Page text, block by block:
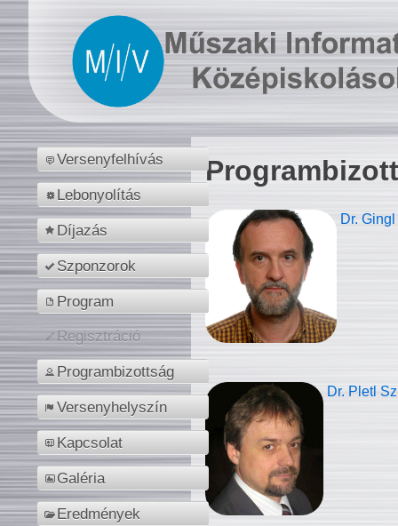
Versenyfelhívás
Lebonyolítás
Díjazás
Szponzorok
Program
Regisztráció
Programbizottság
Versenyhelyszín
Kapcsolat
Galéria
Eredmények
Dr.
Dr. Pletl